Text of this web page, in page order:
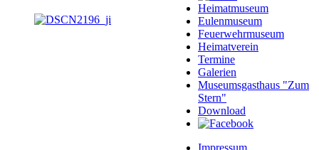
Heimatmuseum
Eulenmuseum
Feuerwehrmuseum
Heimatverein
Termine
Galerien
Museumsgasthaus "Zum
Stern"
Download